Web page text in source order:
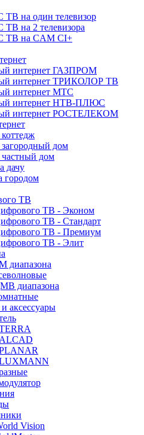
на один телевизор
на 2 телевизора
ТВ на CAM CI+
интернет ГАЗПРОМ
интернет ТРИКОЛОР ТВ
интернет МТС
интернет НТВ-ПЛЮС
интернет РОСТЕЛЕКОМ
дом
дом
дачу
городом
ТВ
ТВ - Эконом
ТВ - Стандарт
ТВ - Премиум
ТВ - Элит
диапазона
диапазона
аксессуары
Vision